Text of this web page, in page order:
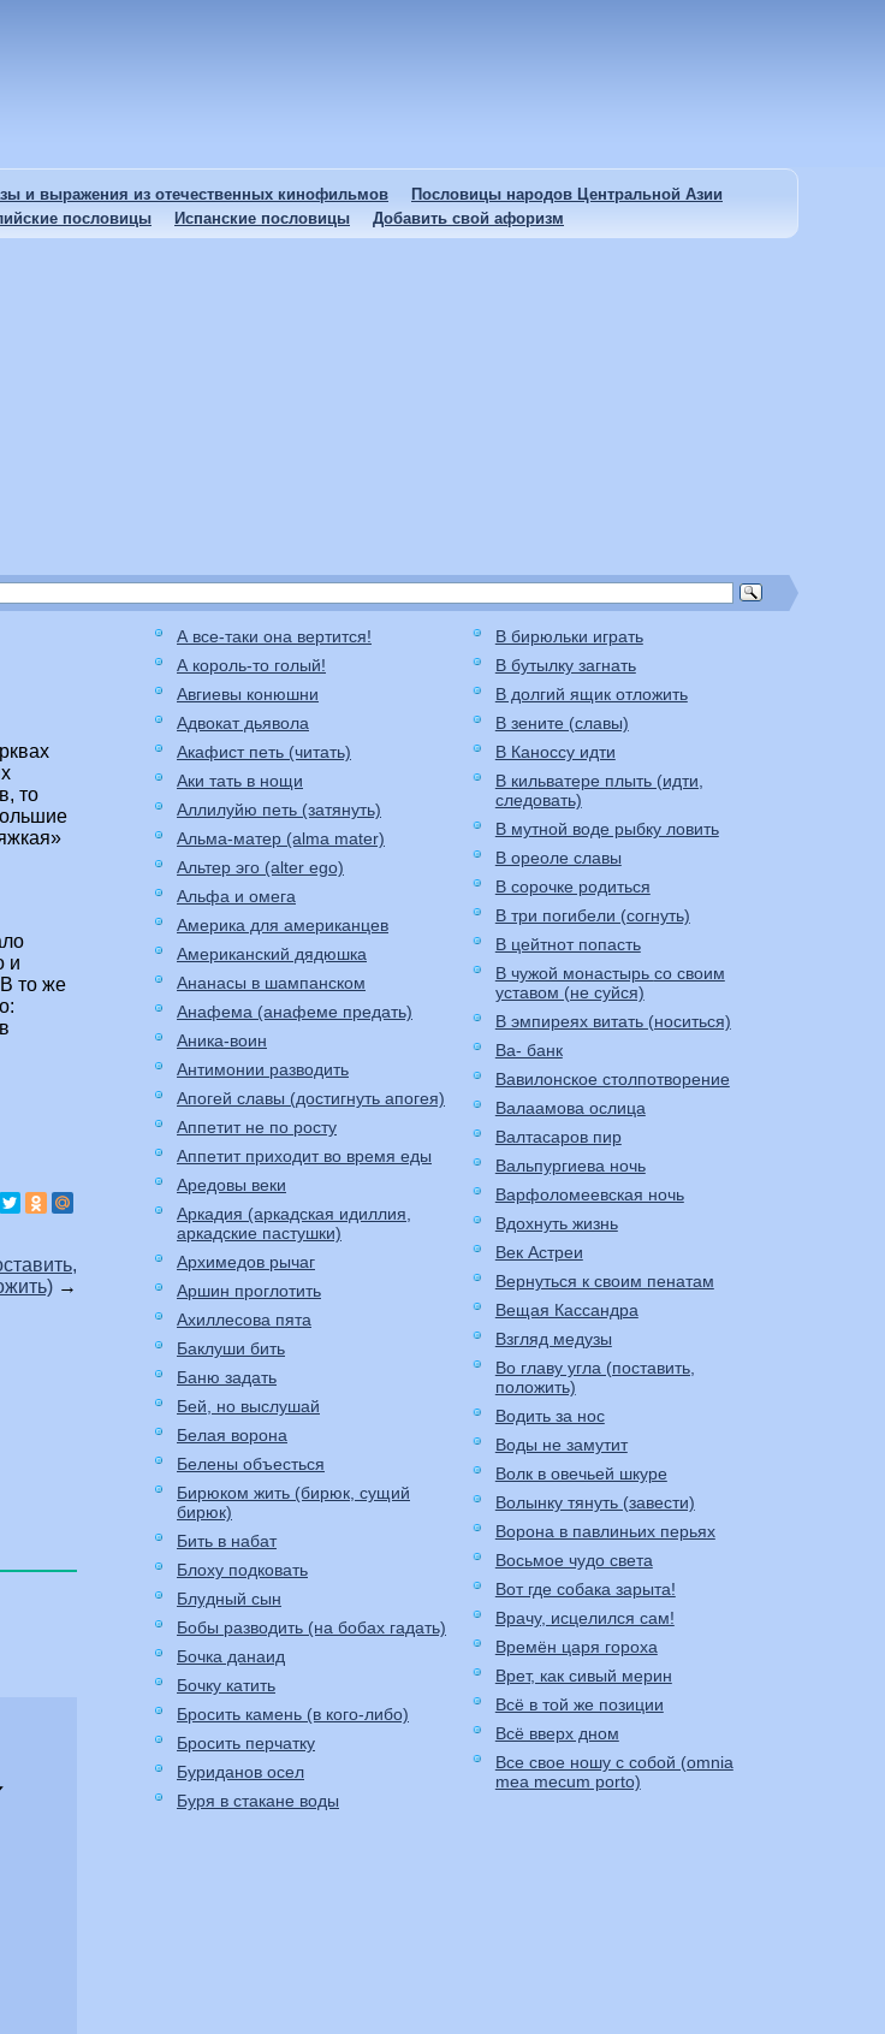
и выражения из отечественных кинофильмов
Пословицы народов Центральной Азии
пословицы Испанские пословицы Добавить свой афоризм
то
и
то же
→
А все-таки она вертится!
А король-то голый!
Авгиевы конюшни
Адвокат дьявола
Акафист петь (читать)
Аки тать в нощи
Аллилуйю петь (затянуть)
Альма-матер (alma mater)
Альтер эго (alter ego)
Альфа и омега
Америка для американцев
Американский дядюшка
Ананасы в шампанском
Анафема (анафеме предать)
Аника-воин
Антимонии разводить
Апогей славы (достигнуть апогея)
Аппетит не по росту
Аппетит приходит во время еды
Аредовы веки
Аркадия (аркадская идиллия,
аркадские пастушки)
Архимедов рычаг
Аршин проглотить
Ахиллесова пята
Баклуши бить
Баню задать
Бей, но выслушай
Белая ворона
Белены объесться
Бирюком жить (бирюк, сущий
бирюк)
Бить в набат
Блоху подковать
Блудный сын
Бобы разводить (на бобах гадать)
Бочка данаид
Бочку катить
Бросить камень (в кого-либо)
Бросить перчатку
Буриданов осел
Буря в стакане воды
В бирюльки играть
В бутылку загнать
В долгий ящик отложить
В зените (славы)
В Каноссу идти
В кильватере плыть (идти,
следовать)
В мутной воде рыбку ловить
В ореоле славы
В сорочке родиться
В три погибели (согнуть)
В цейтнот попасть
В чужой монастырь со своим
уставом (не суйся)
В эмпиреях витать (носиться)
Ва- банк
Вавилонское столпотворение
Валаамова ослица
Валтасаров пир
Вальпургиева ночь
Варфоломеевская ночь
Вдохнуть жизнь
Век Астреи
Вернуться к своим пенатам
Вещая Кассандра
Взгляд медузы
Во главу угла (поставить,
положить)
Водить за нос
Воды не замутит
Волк в овечьей шкуре
Волынку тянуть (завести)
Ворона в павлиньих перьях
Восьмое чудо света
Вот где собака зарыта!
Врачу, исцелился сам!
Времён царя гороха
Врет, как сивый мерин
Всё в той же позиции
Всё вверх дном
Все свое ношу с собой (omnia
mea mecum porto)